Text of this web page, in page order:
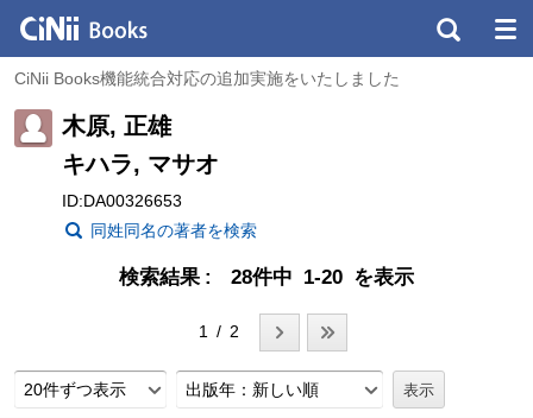
CiNii Books機能統合対応の追加実施をいたしました
木原, 正雄
キハラ, マサオ
ID:DA00326653
同姓同名の著者を検索
検索結果 28件中 1-20 を表示
1 / 2
20件ずつ表示 出版年：新しい順